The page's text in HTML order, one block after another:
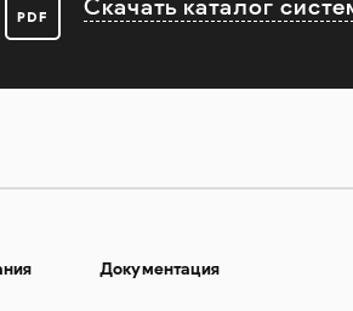
Скачать каталог
Документация